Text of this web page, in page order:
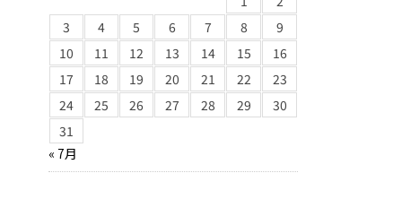
3
4 5 6 7 8
9
10
11 12 13 14 15
16
17
18 19 20 21 22
23
24
25 26 27 28 29
30
31
« 7月